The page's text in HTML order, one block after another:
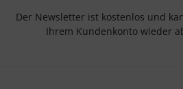
Der Newsletter ist kostenlos und
Ihrem Kundenkonto wieder